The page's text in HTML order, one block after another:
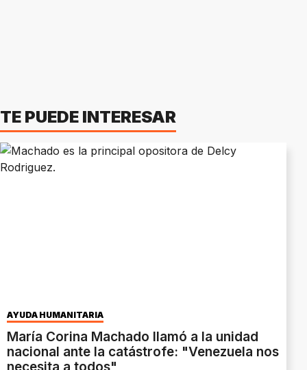
TE PUEDE INTERESAR
AYUDA HUMANITARIA
María Corina Machado llamó a la unidad
nacional ante la catástrofe: "Venezuela nos